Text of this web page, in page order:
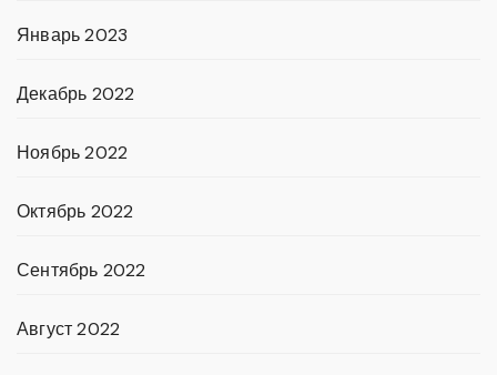
Январь 2023
Декабрь 2022
Ноябрь 2022
Октябрь 2022
Сентябрь 2022
Август 2022